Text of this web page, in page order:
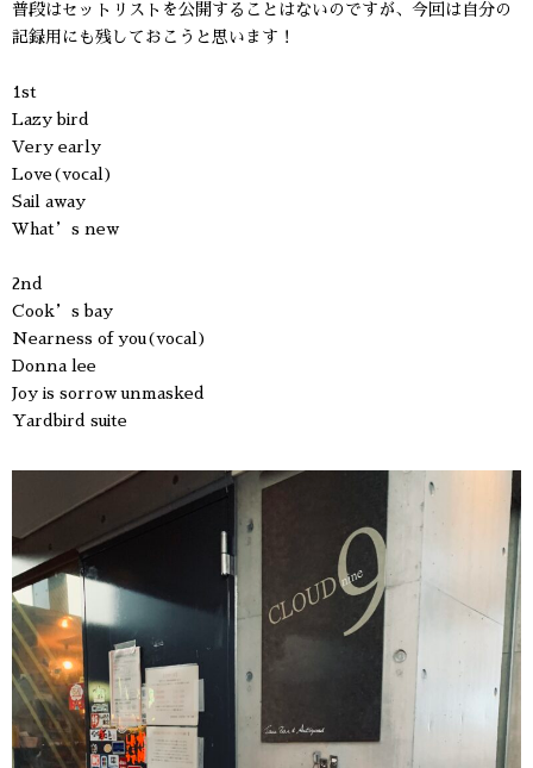
普段はセットリストを公開することはないのですが、今回は自分の
記録用にも残しておこうと思います！
1st
Lazy bird
Very early
Love(vocal)
Sail away
What’s new
2nd
Cook’s bay
Nearness of you(vocal)
Donna lee
Joy is sorrow unmasked
Yardbird suite